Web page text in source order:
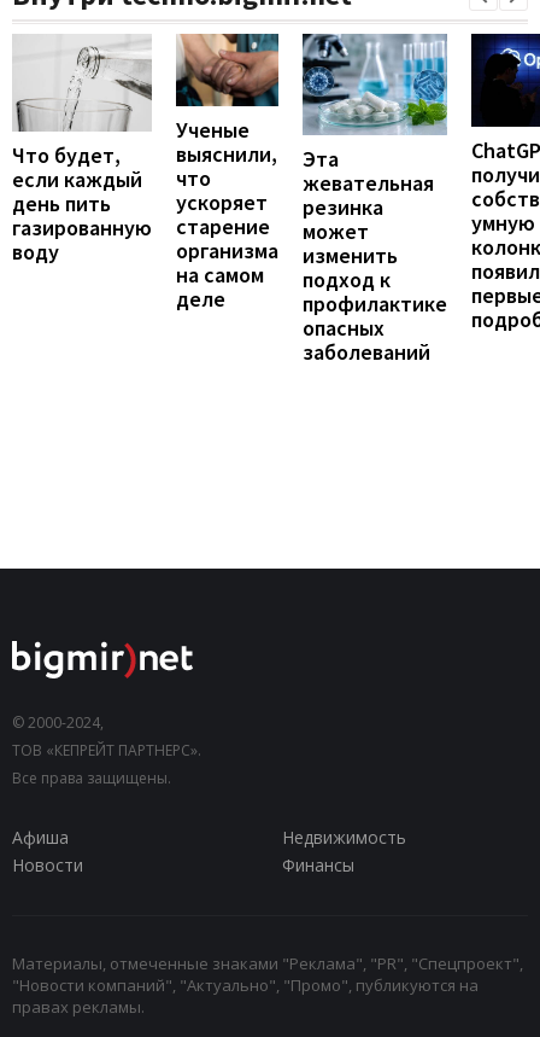
Что будет,
если каждый
день пить
газированную
воду
Ученые
выяснили,
что
ускоряет
старение
организма
на самом
деле
Эта
жевательная
резинка
может
изменить
подход к
профилактике
опасных
заболеваний
умную
© 2000-2024,
ТОВ «КЕПРЕЙТ ПАРТНЕРС».
Все права защищены.
Афиша
Недвижимость
Новости
Финансы
Материалы, отмеченные знаками "Реклама", "PR", "Спецпроект",
"Новости компаний", "Актуально", "Промо", публикуются на
правах рекламы.